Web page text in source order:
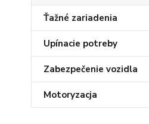
Ťažné zariadenia
Upínacie potreby
Zabezpečenie vozidla
Motoryzacja